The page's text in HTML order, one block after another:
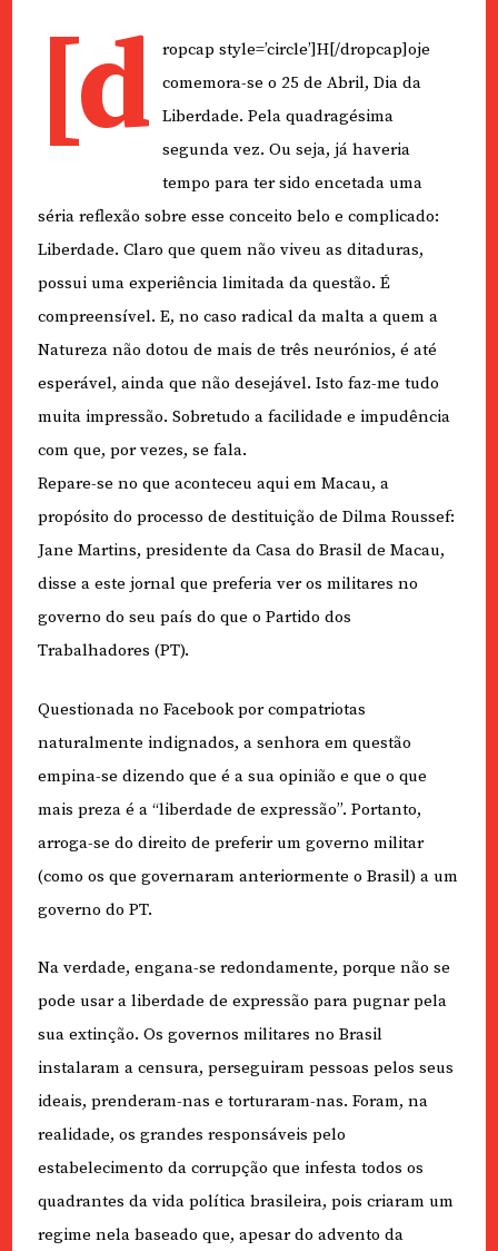
[d
ropcap style=’circle’]H[/dropcap]oje
comemora-se o 25 de Abril, Dia da
Liberdade. Pela quadragésima
segunda vez. Ou seja, já haveria
tempo para ter sido encetada uma
séria reflexão sobre esse conceito belo e complicado:
Liberdade. Claro que quem não viveu as ditaduras,
possui uma experiência limitada da questão. É
compreensível. E, no caso radical da malta a quem a
Natureza não dotou de mais de três neurónios, é até
esperável, ainda que não desejável. Isto faz-me tudo
muita impressão. Sobretudo a facilidade e impudência
com que, por vezes, se fala.
Repare-se no que aconteceu aqui em Macau, a
propósito do processo de destituição de Dilma Roussef:
Jane Martins, presidente da Casa do Brasil de Macau,
disse a este jornal que preferia ver os militares no
governo do seu país do que o Partido dos
Trabalhadores (PT).
Questionada no Facebook por compatriotas
naturalmente indignados, a senhora em questão
empina-se dizendo que é a sua opinião e que o que
mais preza é a “liberdade de expressão”. Portanto,
arroga-se do direito de preferir um governo militar
(como os que governaram anteriormente o Brasil) a um
governo do PT.
Na verdade, engana-se redondamente, porque não se
pode usar a liberdade de expressão para pugnar pela
sua extinção. Os governos militares no Brasil
instalaram a censura, perseguiram pessoas pelos seus
ideais, prenderam-nas e torturaram-nas. Foram, na
realidade, os grandes responsáveis pelo
estabelecimento da corrupção que infesta todos os
quadrantes da vida política brasileira, pois criaram um
regime nela baseado que, apesar do advento da